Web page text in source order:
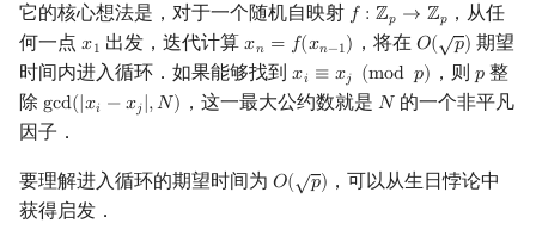
图上随机游走
它的核心想法是，对于一个随机自映射 𝑓 : ℤ𝑝 → ℤ𝑝
f: Z p→ Zp
，从任
何一点 𝑥1
x1 出发，迭代计算𝑥𝑛 = 𝑓(𝑥𝑛−1)
xn =f( xn−1) ，将在 𝑂( √𝑝)
O(p)
期望
时间内进入循环．如果能够找到 𝑥𝑖 ≡ 𝑥𝑗 (mod 𝑝)
xi≡xj (modp) ，则 𝑝
p整
除 gcd(|𝑥𝑖 −𝑥𝑗|,𝑁)
gcd( |xi −x |,N) ，这一最大公约数就是 𝑁
N的一个非平凡
因子．
要理解进入循环的期望时间为 𝑂( √𝑝)
O(p)
，可以从生日悖论中
获得启发．